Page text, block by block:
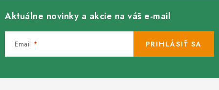
Aktuálne novinky a akcie na váš e-mail
Email PRIHLÁSIŤ SA